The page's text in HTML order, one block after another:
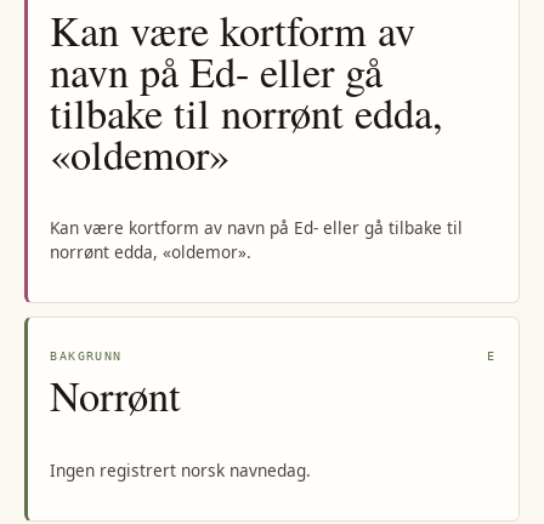
Kan være kortform av
navn på Ed- eller gå
tilbake til norrønt edda,
«oldemor»
Kan være kortform av navn på Ed- eller gå tilbake til
norrønt edda, «oldemor».
BAKGRUNN E
Norrønt
Ingen registrert norsk navnedag.